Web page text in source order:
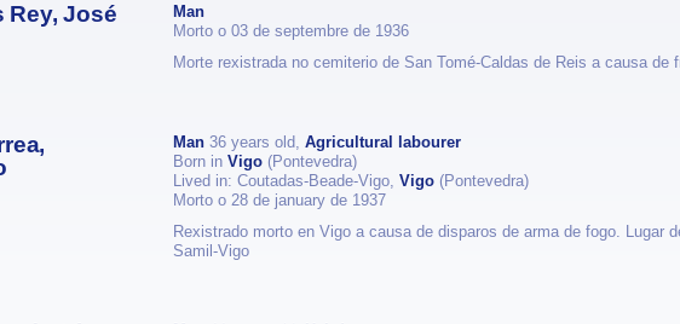
Rey, José
Man
Morto o 03 de septembre de 1936
Morte rexistrada no cemiterio de San Tomé-Caldas de Reis a causa de
Man 36 years old, Agricultural labourer
Born in Vigo (Pontevedra)
Lived in: Coutadas-Beade-Vigo, Vigo (Pontevedra)
Morto o 28 de january de 1937
Rexistrado morto en Vigo a causa de disparos de arma de fogo. Lugar
Samil-Vigo